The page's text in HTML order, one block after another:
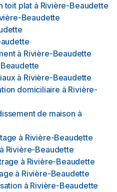
toit plat à Rivière-Beaudette
Beaudette
à Rivière-Beaudette
à Rivière-Beaudette
domiciliaire à Rivière-
de maison à
à Rivière-Beaudette
à Rivière-Beaudette
à Rivière-Beaudette
à Rivière-Beaudette
à Rivière-Beaudette